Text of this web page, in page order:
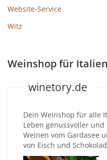
Website-Service
Witz
Weinshop für
winetory.de
Dein Weinshop für alle
Leben genussvoller
Weinen vom Gardasee
von Eisch und